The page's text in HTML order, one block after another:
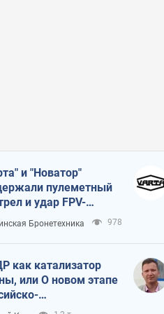
и "Новатор"
пулеметный
и удар FPV-
сохранив жизнь
ВСУ
Бронетехника 978
как катализатор
или О новом этапе
союза